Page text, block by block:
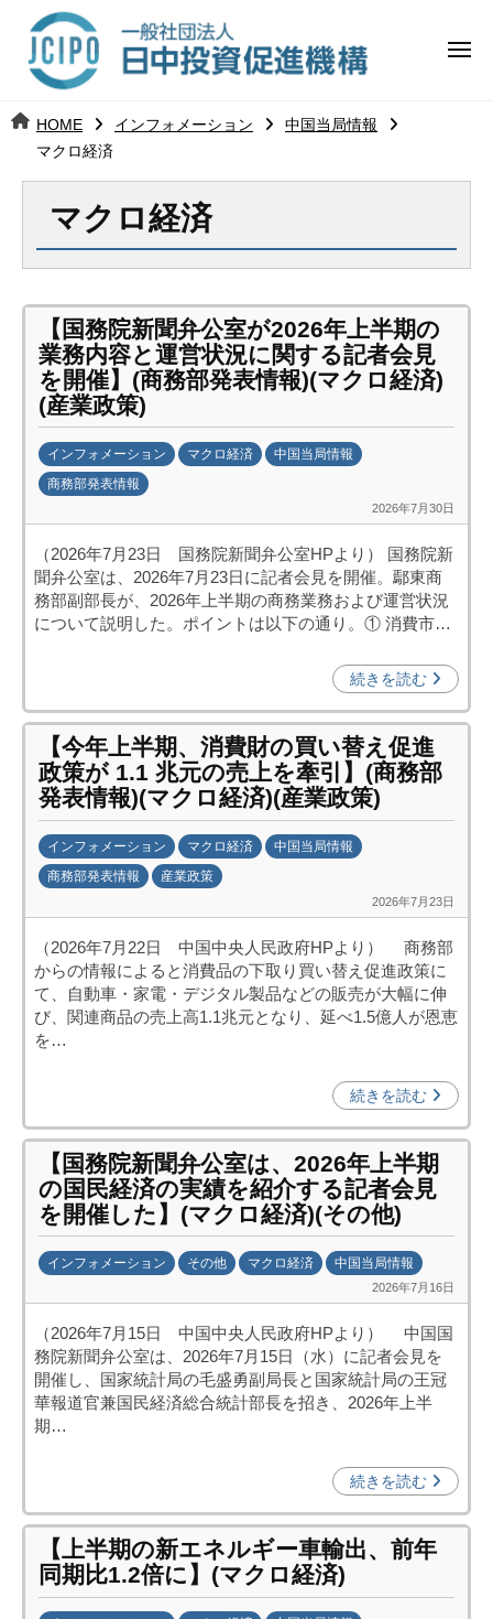
ツ 日
投
資
促
進
機
構
j
メ
HOME インフォメーション
中国当局情報
マクロ経済
マクロ経済
【国務院新聞弁公室が2026年上半期の
業務内容と運営状況に関する記者会見
を開催】(商務部発表情報)(マクロ経済)
(産業政策)
インフォメーション マクロ経済
中国当局情報
商務部発表情報
2026年7月30日
日
中
投
機
(
j
i
p
（2026年7月23日 国務院新聞弁公室HPより） 国務院新
聞弁公室は、2026年7月23日に記者会見を開催。鄢東商
務部副部長が、2026年上半期の商務業務および運営状況
について説明した。ポイントは以下の通り。① 消費市…
続きを読む
【今年上半期、消費財の買い替え促進
政策が 1.1 兆元の売上を牽引】(商務部
発表情報)(マクロ経済)(産業政策)
インフォメーション マクロ経済
中国当局情報
商務部発表情報
産業政策
2026年7月23日
日
中
投
資
構
j
c
p
o
（2026年7月22日 中国中央人民政府HPより） 商務部
からの情報によると消費品の下取り買い替え促進政策に
て、自動車・家電・デジタル製品などの販売が大幅に伸
び、関連商品の売上高1.1兆元となり、延べ1.5億人が恩恵
を…
続きを読む
【国務院新聞弁公室は、2026年上半期
の国民経済の実績を紹介する記者会見
を開催した】(マクロ経済)(その他)
インフォメーション その他 マクロ経済 中国当局情報
2026年7月16日
日
中
投
資
構
j
c
（2026年7月15日 中国中央人民政府HPより） 中国国
務院新聞弁公室は、2026年7月15日（水）に記者会見を
開催し、国家統計局の毛盛勇副局長と国家統計局の王冠
華報道官兼国民経済総合統計部長を招き、2026年上半
期…
続きを読む
【上半期の新エネルギー車輸出、前年
同期比1.2倍に】(マクロ経済)
日
中
資
促
機
構